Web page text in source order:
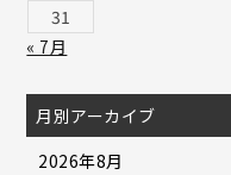
31
« 7月
月別アーカイブ
2026年8月